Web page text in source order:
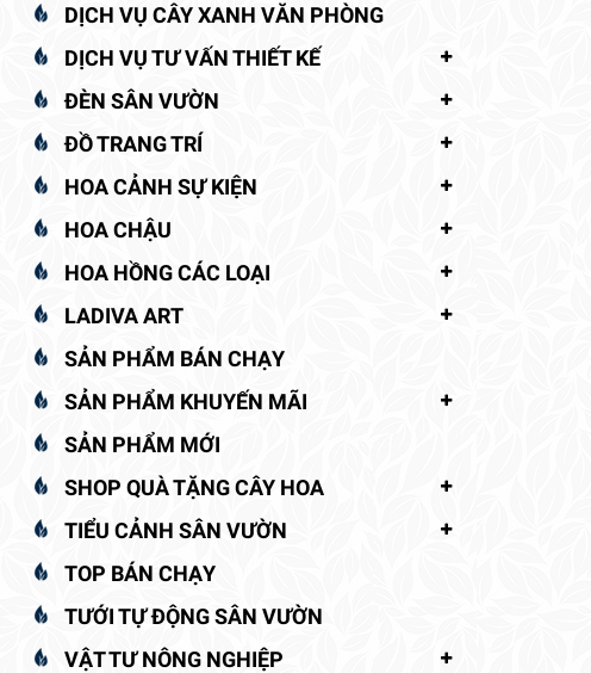
DỊCH VỤ CÂY XANH VĂN PHÒNG
DỊCH VỤ TƯ VẤN THIẾT KẾ
ĐÈN SÂN VƯỜN
ĐỒ TRANG TRÍ
HOA CẢNH SỰ KIỆN
HOA CHẬU
HOA HỒNG CÁC LOẠI
LADIVA ART
SẢN PHẨM BÁN CHẠY
SẢN PHẨM KHUYẾN MÃI
SẢN PHẨM MỚI
SHOP QUÀ TẶNG CÂY HOA
TIỂU CẢNH SÂN VƯỜN
TOP BÁN CHẠY
TƯỚI TỰ ĐỘNG SÂN VƯỜN
VẬT TƯ NÔNG NGHIỆP